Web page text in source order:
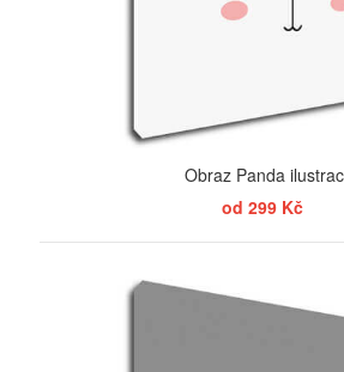
Obraz Panda
od 299 Kč